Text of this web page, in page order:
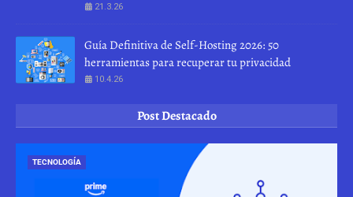
21.3.26
Guía Definitiva de Self-Hosting 2026: 50
herramientas para recuperar tu privacidad
10.4.26
Post Destacado
TECNOLOGÍA